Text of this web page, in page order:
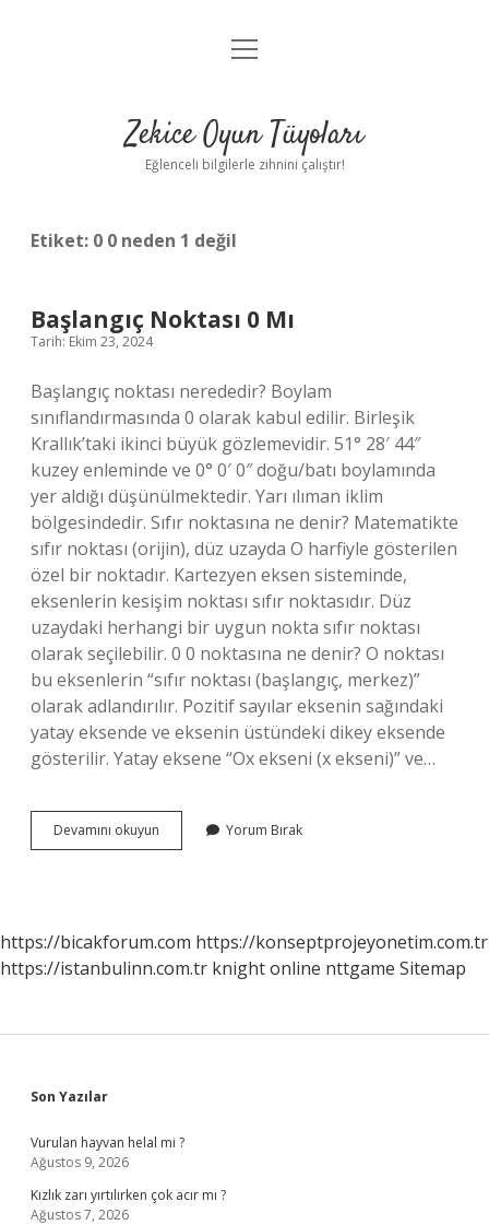
Anasayfa
Yasal Uyarı
menüyü
Zekice Oyun Tüyoları
Eğlenceli bilgilerle zihnini çalıştır!
Etiket: 0 0 neden 1 değil
Başlangıç Noktası 0 Mı
Tarih: Ekim 23, 2024
Başlangıç noktası nerededir? Boylam
sınıflandırmasında 0 olarak kabul edilir. Birleşik
Krallık’taki ikinci büyük gözlemevidir. 51° 28′ 44″
kuzey enleminde ve 0° 0′ 0″ doğu/batı boylamında
yer aldığı düşünülmektedir. Yarı ılıman iklim
bölgesindedir. Sıfır noktasına ne denir? Matematikte
sıfır noktası (orijin), düz uzayda O harfiyle gösterilen
özel bir noktadır. Kartezyen eksen sisteminde,
eksenlerin kesişim noktası sıfır noktasıdır. Düz
uzaydaki herhangi bir uygun nokta sıfır noktası
olarak seçilebilir. 0 0 noktasına ne denir? O noktası
bu eksenlerin “sıfır noktası (başlangıç, merkez)”
olarak adlandırılır. Pozitif sayılar eksenin sağındaki
yatay eksende ve eksenin üstündeki dikey eksende
gösterilir. Yatay eksene “Ox ekseni (x ekseni)” ve…
Devamını okuyun Başlangıç
Noktası
Yorum Bırak
https://bicakforum.com https://konseptprojeyonetim.com.tr
https://istanbulinn.com.tr knight online nttgame Sitemap
Sidebar
Son Yazılar
Vurulan hayvan helal mi ?
Ağustos 9, 2026
Kızlık zarı yırtılırken çok acır mı ?
Ağustos 7, 2026